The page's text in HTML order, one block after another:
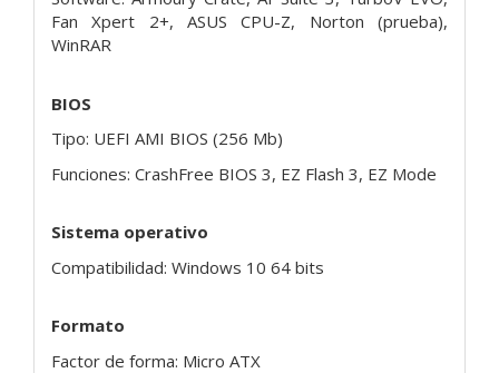
Fan Xpert 2+, ASUS CPU-Z, Norton (prueba),
WinRAR
BIOS
Tipo: UEFI AMI BIOS (256 Mb)
Funciones: CrashFree BIOS 3, EZ Flash 3, EZ Mode
Sistema operativo
Compatibilidad: Windows 10 64 bits
Formato
Factor de forma: Micro ATX